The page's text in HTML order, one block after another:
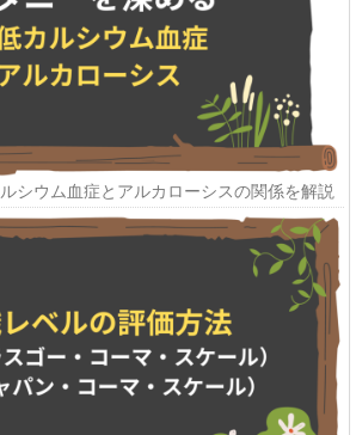
シウム血症とアルカローシスの関係を解説